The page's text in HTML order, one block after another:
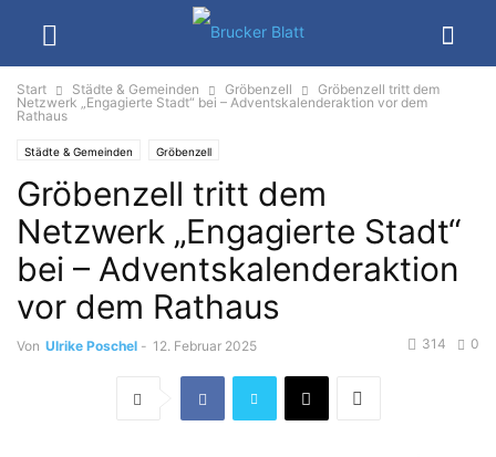
Start Städte & Gemeinden Gröbenzell
Gröbenzell tritt dem
Netzwerk „Engagierte Stadt“ bei – Adventskalenderaktion vor dem
Rathaus
Städte & Gemeinden Gröbenzell
Gröbenzell tritt dem
Netzwerk „Engagierte Stadt“
bei – Adventskalenderaktion
vor dem Rathaus
Von Ulrike Poschel - 12. Februar 2025 0
314